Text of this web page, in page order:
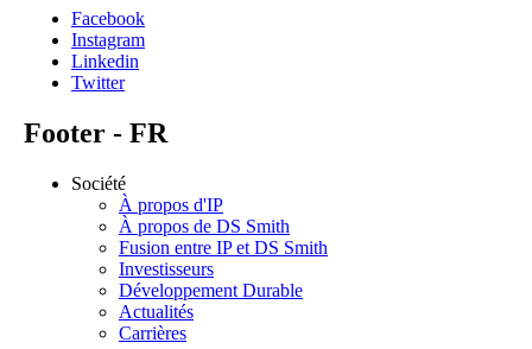
Facebook
Instagram
Linkedin
Twitter
Footer - FR
Société
À propos d'IP
À propos de DS Smith
Fusion entre IP et DS Smith
Investisseurs
Développement Durable
Actualités
Carrières